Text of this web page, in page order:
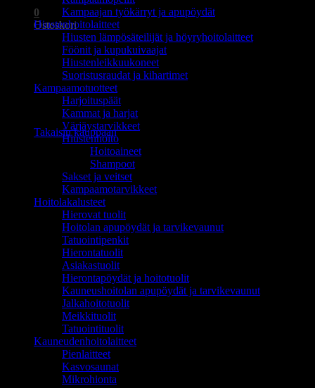
0
Ostoskori
Ostoskori on tyhjä.
Takaisin kauppaan
Kampaajan työkärryt ja apupöydät
Hiustenhoitolaitteet
Hiusten lämpösäteilijät ja höyryhoitolaitteet
Föönit ja kupukuivaajat
Hiustenleikkuukoneet
Suoristusraudat ja kihartimet
Kampaamotuotteet
Harjoituspäät
Kammat ja harjat
Värjäystarvikkeet
Hiustenhoito
Hoitoaineet
Shampoot
Sakset ja veitset
Kampaamotarvikkeet
Hoitolakalusteet
Hierovat tuolit
Hoitolan apupöydät ja tarvikevaunut
Tatuointipenkit
Hierontatuolit
Asiakastuolit
Hierontapöydät ja hoitotuolit
Kauneushoitolan apupöydät ja tarvikevaunut
Jalkahoitotuolit
Meikkituolit
Tatuointituolit
Kauneudenhoitolaitteet
Pienlaitteet
Kasvosaunat
Mikrohionta